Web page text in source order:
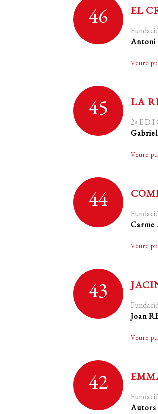
46 EL
Antoni
Veure
45 LA
2ª E D I
Veure
44
Veure
43
Joan
Veure
42
Autors